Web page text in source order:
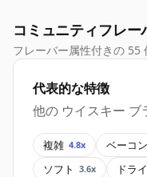
コミュニティフレ
フレーバー属性付きの 55
代表的な特徴
他の ウイスキー ブ
複雑 4.8x ベーコン
ソフト 3.6x ドライ